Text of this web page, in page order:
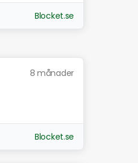
Blocket.se
8 månader
Blocket.se